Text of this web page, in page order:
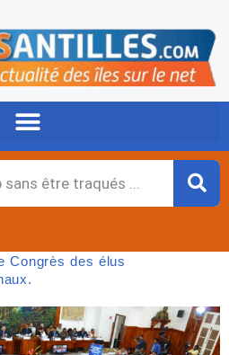
Congrès des élus